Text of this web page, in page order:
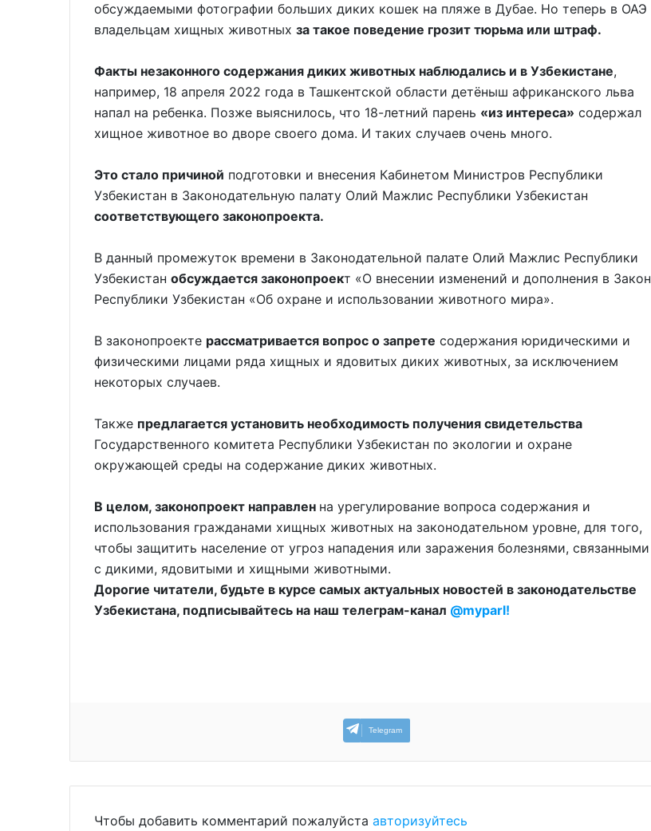
обсуждаемыми фотографии больших диких кошек на пляже в Дубае. Но теперь в ОАЭ
владельцам хищных животных за такое поведение грозит тюрьма или штраф.
Факты незаконного содержания диких животных наблюдались и в Узбекистане,
например, 18 апреля 2022 года в Ташкентской области детёныш африканского льва
напал на ребенка. Позже выяснилось, что 18-летний парень «из интереса» содержал
хищное животное во дворе своего дома. И таких случаев очень много.
Это стало причиной подготовки и внесения Кабинетом Министров Республики
Узбекистан в Законодательную палату Олий Мажлис Республики Узбекистан
соответствующего законопроекта.
В данный промежуток времени в Законодательной палате Олий Мажлис Республики
Узбекистан обсуждается законопроект «О внесении изменений и дополнения в Закон
Республики Узбекистан «Об охране и использовании животного мира».
В законопроекте рассматривается вопрос о запрете содержания юридическими и
физическими лицами ряда хищных и ядовитых диких животных, за исключением
некоторых случаев.
Также предлагается установить необходимость получения свидетельства
Государственного комитета Республики Узбекистан по экологии и охране
окружающей среды на содержание диких животных.
В целом, законопроект направлен на урегулирование вопроса содержания и
использования гражданами хищных животных на законодательном уровне, для того,
чтобы защитить население от угроз нападения или заражения болезнями, связанными
с дикими, ядовитыми и хищными животными.
Дорогие читатели, будьте в курсе самых актуальных новостей в законодательстве
Узбекистана, подписывайтесь на наш телеграм-канал @myparl!
Telegram
Чтобы добавить комментарий пожалуйста авторизуйтесь